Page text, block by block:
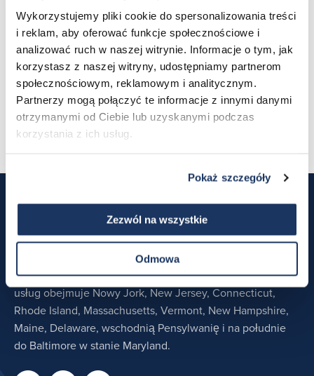
Wykorzystujemy pliki cookie do spersonalizowania treści
i reklam, aby oferować funkcje społecznościowe i
analizować ruch w naszej witrynie. Informacje o tym, jak
korzystasz z naszej witryny, udostępniamy partnerom
społecznościowym, reklamowym i analitycznym.
Partnerzy mogą połączyć te informacje z innymi danymi
otrzymanymi od Ciebie lub uzyskanymi podczas
korzystania z ich usług.
Pokaż szczegóły
Zezwól na wszystkie
Odmowa
Bensalem, PA
Hicksville, NY
Long Island City, NY
Mountainside, NJ
Norwalk, CT
NOWY ZAMEK METAL
Jeśli Twój projekt wymaga dostawcy komercyjnych,
mieszkaniowych lub przemysłowych metalowych pokryć
dachowych, współpracuj z New Castle Metal. Nasz obszar
usług obejmuje Nowy Jork, New Jersey, Connecticut,
Rhode Island, Massachusetts, Vermont, New Hampshire,
Maine, Delaware, wschodnią Pensylwanię i na południe
do Baltimore w stanie Maryland.